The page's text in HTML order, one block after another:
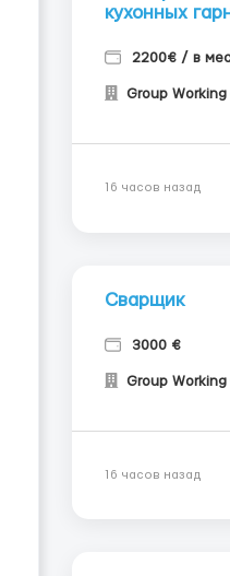
кухонных
2200€ / в
Group Working
16 часов назад
Сварщик
3000 €
Group Working
16 часов назад